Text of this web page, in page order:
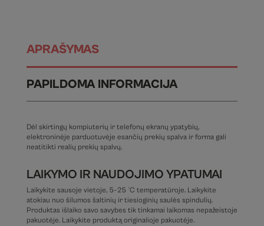
APRAŠYMAS
PAPILDOMA INFORMACIJA
Dėl skirtingų kompiuterių ir telefonų ekranų ypatybių,
elektroninėje parduotuvėje esančių prekių spalva ir forma gali
neatitikti realių prekių spalvų.
LAIKYMO IR NAUDOJIMO YPATUMAI
Laikykite sausoje vietoje, 5–25 °C temperatūroje. Laikykite
atokiau nuo šilumos šaltinių ir tiesioginių saulės spindulių.
Produktas išlaiko savo savybes tik tinkamai laikomas nepažeistoje
pakuotėje. Laikykite produktą originalioje pakuotėje.